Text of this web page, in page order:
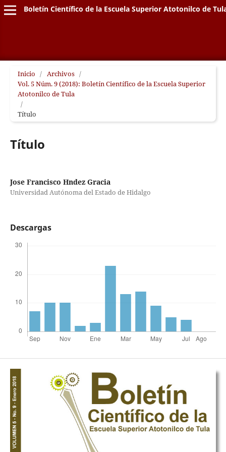
Boletín Científico de la Escuela Superior Atotonilco de
Inicio / Archivos /
Vol. 5 Núm. 9 (2018): Boletín Científico de la Escuela Superior
Atotonilco de Tula
/
Título
Título
Jose Francisco Hndez Gracia
Universidad Autónoma del Estado de Hidalgo
Descargas